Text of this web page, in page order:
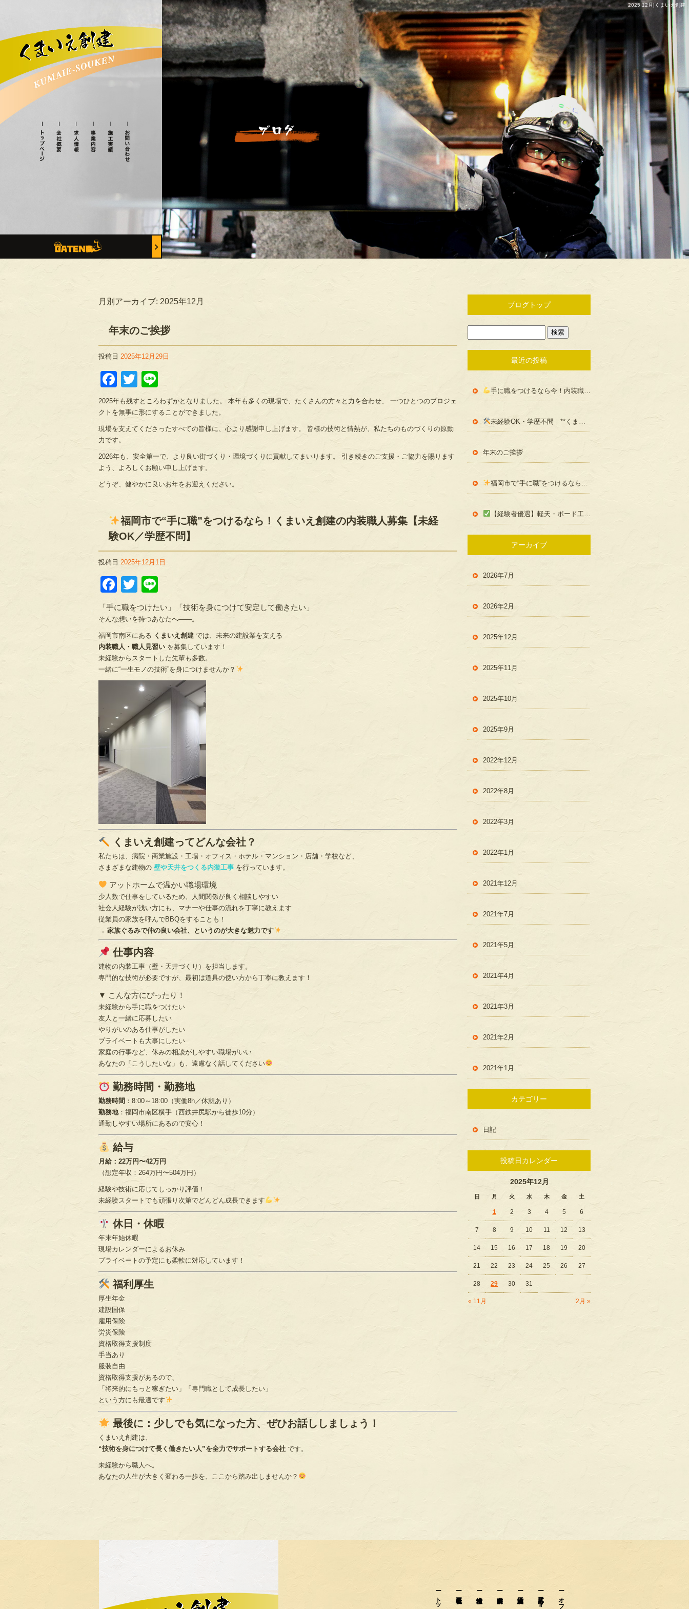
2025 12月|くまいえ創建
月別アーカイブ: 2025年12月
年末のご挨拶
投稿日 2025年12月29日
Facebook
Twitter
2025年も残すところわずかとなりました。 本年も多くの現場で、たくさんの方々と力を合わせ、 一つひとつのプロジェ
クトを無事に形にすることができました。
現場を支えてくださったすべての皆様に、心より感謝申し上げます。 皆様の技術と情熱が、私たちのものづくりの原動
力です。
2026年も、安全第一で、より良い街づくり・環境づくりに貢献してまいります。 引き続きのご支援・ご協力を賜ります
よう、よろしくお願い申し上げます。
どうぞ、健やかに良いお年をお迎えください。
福岡市で“手に職”をつけるなら！くまいえ創建の内装職人募集【未経
験OK／学歴不問】
投稿日 2025年12月1日
Facebook
Twitter
「手に職をつけたい」「技術を身につけて安定して働きたい」
そんな想いを持つあなたへ――。
福岡市南区にある くまいえ創建 では、未来の建設業を支える
内装職人・職人見習い を募集しています！
未経験からスタートした先輩も多数。
一緒に“一生モノの技術”を身につけませんか？
くまいえ創建ってどんな会社？
私たちは、病院・商業施設・工場・オフィス・ホテル・マンション・店舗・学校など、
さまざまな建物の 壁や天井をつくる内装工事 を行っています。
アットホームで温かい職場環境
少人数で仕事をしているため、人間関係が良く相談しやすい
社会人経験が浅い方にも、マナーや仕事の流れを丁寧に教えます
従業員の家族を呼んでBBQをすることも！
→ 家族ぐるみで仲の良い会社、というのが大きな魅力です
仕事内容
建物の内装工事（壁・天井づくり）を担当します。
専門的な技術が必要ですが、最初は道具の使い方から丁寧に教えます！
▼ こんな方にぴったり！
未経験から手に職をつけたい
友人と一緒に応募したい
やりがいのある仕事がしたい
プライベートも大事にしたい
家庭の行事など、休みの相談がしやすい職場がいい
あなたの「こうしたいな」も、遠慮なく話してください
勤務時間・勤務地
勤務時間 ：8:00～18:00（実働8h／休憩あり）
勤務地：福岡市南区横手（西鉄井尻駅から徒歩10分）
通勤しやすい場所にあるので安心！
給与
月給：22万円〜42万円
（想定年収：264万円〜504万円）
経験や技術に応じてしっかり評価！
未経験スタートでも頑張り次第でどんどん成長できます
休日・休暇
年末年始休暇
現場カレンダーによるお休み
プライベートの予定にも柔軟に対応しています！
福利厚生
厚生年金
建設国保
雇用保険
労災保険
資格取得支援制度
手当あり
服装自由
資格取得支援があるので、
「将来的にもっと稼ぎたい」「専門職として成長したい」
という方にも最適です
最後に：少しでも気になった方、ぜひお話ししましょう！
くまいえ創建は、
“技術を身につけて長く働きたい人”を全力でサポートする会社 です。
未経験から職人へ。
あなたの人生が大きく変わる一歩を、ここから踏み出しませんか？
ブログトップ
最近の投稿
手に職をつけるなら今！内装職人という仕事の魅力をご紹介
未経験OK・学歴不問｜**くまいえ創建**の求人内容まとめ
年末のご挨拶
福岡市で“手に職”をつけるなら！くまいえ創建の内装職人募集【未経験OK／学歴不問】
【経験者優遇】軽天・ボード工事のスキルを活かしたい方へ！福岡市の現場で活躍しませんか？｜くまいえ創建
アーカイブ
2026年7月
2026年2月
2025年12月
2025年11月
2025年10月
2025年9月
2022年12月
2022年8月
2022年3月
2022年1月
2021年12月
2021年7月
2021年5月
2021年4月
2021年3月
2021年2月
2021年1月
カテゴリー
日記
投稿日カレンダー
2025年12月
日 月 火 水 木 金 土
« 11月 2月 »
1 2 3 4 5 6
7 8 9 10 11 12 13
14 15 16 17 18 19 20
21 22 23 24 25 26 27
28 29 30 31